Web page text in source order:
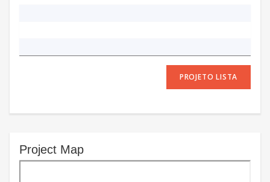
PROJETO LISTA
Project Map